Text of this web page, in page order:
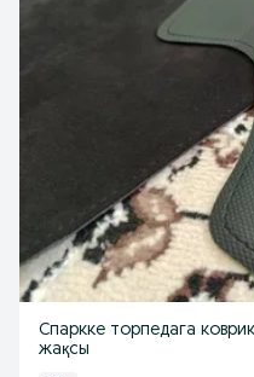
Спаркке торпедага
жақсы